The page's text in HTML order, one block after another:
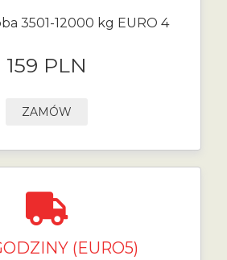
3501-12000 kg EURO 4
159 PLN
ZAMÓW
(EURO5)